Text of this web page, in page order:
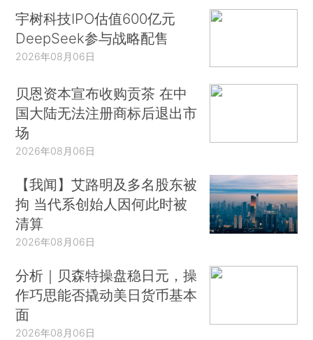
宇树科技IPO估值600亿元
DeepSeek参与战略配售
2026年08月06日
贝恩资本宣布收购贡茶 在中
国大陆无法注册商标后退出市
场
2026年08月06日
【我闻】艾路明及多名股东被
拘 当代系创始人因何此时被
清算
2026年08月06日
分析｜贝森特操盘稳日元，操
作巧思能否撬动美日货币基本
面
2026年08月06日